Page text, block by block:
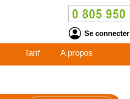
Se connecter
Tarif A propos